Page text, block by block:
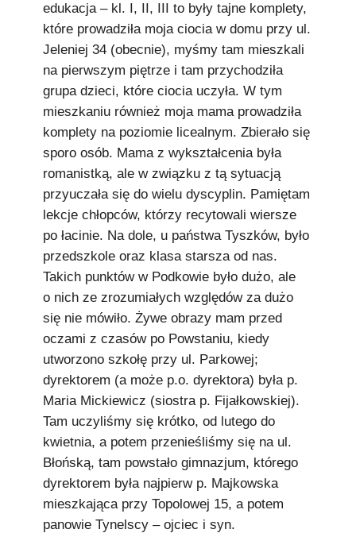
edukacja – kl. I, II, III to były tajne komplety,
które prowadziła moja ciocia w domu przy ul.
Jeleniej 34 (obecnie), myśmy tam mieszkali
na pierwszym piętrze i tam przychodziła
grupa dzieci, które ciocia uczyła. W tym
mieszkaniu również moja mama prowadziła
komplety na poziomie licealnym. Zbierało się
sporo osób. Mama z wykształcenia była
romanistką, ale w związku z tą sytuacją
przyuczała się do wielu dyscyplin. Pamiętam
lekcje chłopców, którzy recytowali wiersze
po łacinie. Na dole, u państwa Tyszków, było
przedszkole oraz klasa starsza od nas.
Takich punktów w Podkowie było dużo, ale
o nich ze zrozumiałych względów za dużo
się nie mówiło. Żywe obrazy mam przed
oczami z czasów po Powstaniu, kiedy
utworzono szkołę przy ul. Parkowej;
dyrektorem (a może p.o. dyrektora) była p.
Maria Mickiewicz (siostra p. Fijałkowskiej).
Tam uczyliśmy się krótko, od lutego do
kwietnia, a potem przenieśliśmy się na ul.
Błońską, tam powstało gimnazjum, którego
dyrektorem była najpierw p. Majkowska
mieszkająca przy Topolowej 15, a potem
panowie Tynelscy – ojciec i syn.